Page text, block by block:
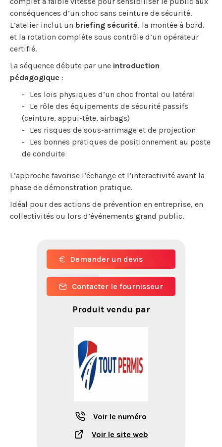
conséquences d’un choc sans ceinture de sécurité.
L’atelier inclut un briefing sécurité, la montée à bord,
et la rotation complète sous contrôle d’un opérateur
certifié.
La séquence débute par une introduction
pédagogique :
Les lois physiques d’un choc frontal ou latéral
Le rôle des équipements de sécurité passifs
(ceinture, appui-tête, airbags)
Les risques de sous-arrimage et de projection
Les bonnes pratiques de positionnement au poste
de conduite
L’approche favorise l’échange et l’interactivité avant la
phase de démonstration pratique.
Idéal pour des actions de prévention en entreprise, en
collectivités ou lors d’événements grand public.
Demander un devis
Contacter le fournisseur
Produit vendu par
Voir le numéro
Voir le site web